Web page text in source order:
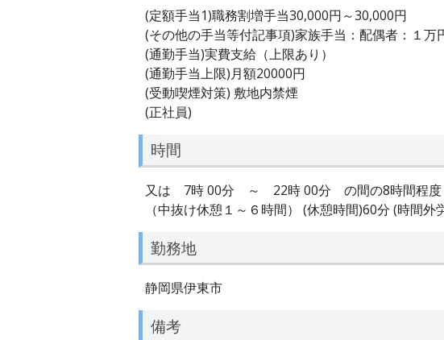
(定額手当1)職務割増手当30,000円～30,000円
(その他の手当等付記事項)家族手当：配偶者：１
(通勤手当)実費支給（上限あり）
(通勤手当上限)月額20000円
(受動喫煙対策) 敷地内禁煙
(正社員)
時間
又は 7時 00分 ～ 22時 00分 の間の8時間程度 (
（中抜け休憩１～６時間） (休憩時間)60分 (時間外
勤務地
静岡県伊東市
備考